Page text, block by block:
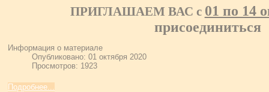
ПРИГЛАШАЕМ ВАС с 01 по 14
присоединиться
Информация о материале
Опубликовано: 01 октября 2020
Просмотров: 1923
Подробнее...